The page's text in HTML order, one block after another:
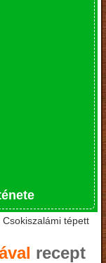
Csokiszalámi tépett
recept